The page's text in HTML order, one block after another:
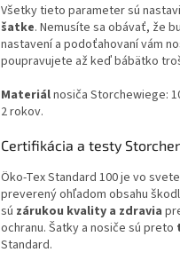
Všetky tieto parameter sú
šatke. Nemusíte sa obávať, že
nastavení a podoťahovaní vám
poupravujete až keď bábätko
Materiálnosiča Storchewiege:
2 rokov.
Certifikácia a testy
Öko-Tex Standard 100 je vo
preverený ohľadom obsahu
sú zárukou kvality a zdravia
ochranu. Šatky a nosiče sú preto
Standard.